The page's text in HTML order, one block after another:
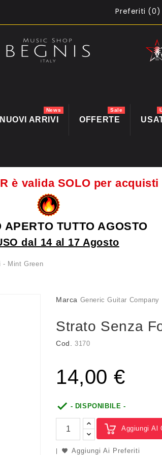
Preferiti (0)
NUOVI ARRIVI
News
OFFERTE
Sale
è valida SOLO per acquisti
APERTO TUTTO AGOSTO
dal 14 al 17 Agosto
- Mint Green
Marca Generic Guitar Company
Strato Senza
Cod. 3170
14,00 €
 - DISPONIBILE -
Aggiungi Al
Aggiungi Ai Preferiti